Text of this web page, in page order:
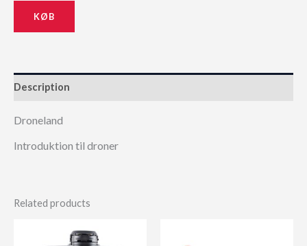
KØB
Description
Droneland
Introduktion til droner
Related products